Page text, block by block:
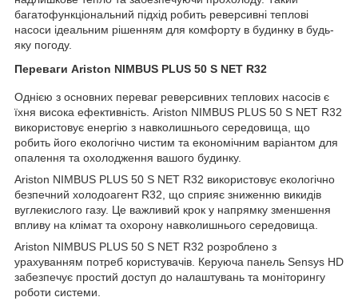
багатофункціональний підхід робить реверсивні теплові
насоси ідеальним рішенням для комфорту в будинку в будь-
яку погоду.
Переваги Ariston NIMBUS PLUS 50 S NET R32
Однією з основних переваг реверсивних теплових насосів є
їхня висока ефективність. Ariston NIMBUS PLUS 50 S NET R32
використовує енергію з навколишнього середовища, що
робить його екологічно чистим та економічним варіантом для
опалення та охолодження вашого будинку.
Ariston NIMBUS PLUS 50 S NET R32 використовує екологічно
безпечний холодоагент R32, що сприяє зниженню викидів
вуглекислого газу. Це важливий крок у напрямку зменшення
впливу на клімат та охорону навколишнього середовища.
Ariston NIMBUS PLUS 50 S NET R32 розроблено з
урахуванням потреб користувачів. Керуюча панель Sensys HD
забезпечує простий доступ до налаштувань та моніторингу
роботи системи.